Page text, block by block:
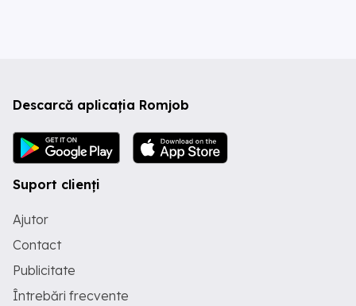
Descarcă aplicația Romjob
Suport clienți
Ajutor
Contact
Publicitate
Întrebări frecvente